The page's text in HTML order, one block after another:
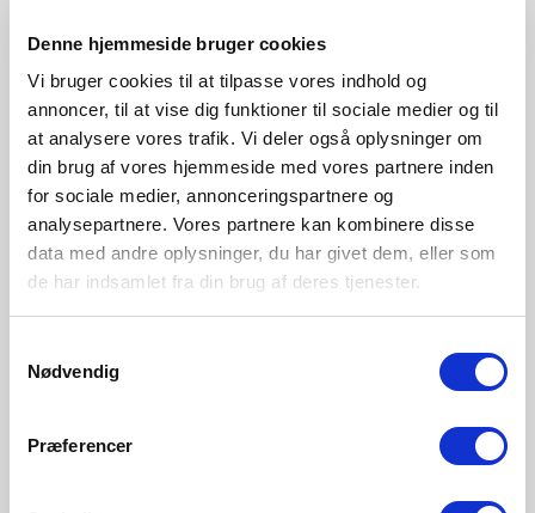
Denne hjemmeside bruger cookies
Vi bruger cookies til at tilpasse vores indhold og
annoncer, til at vise dig funktioner til sociale medier og til
at analysere vores trafik. Vi deler også oplysninger om
din brug af vores hjemmeside med vores partnere inden
for sociale medier, annonceringspartnere og
analysepartnere. Vores partnere kan kombinere disse
data med andre oplysninger, du har givet dem, eller som
de har indsamlet fra din brug af deres tjenester.
Nødvendig
Præferencer
71810103
71810132
71810101